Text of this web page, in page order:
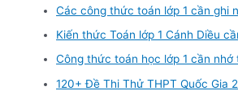
Các công thức toán lớp 1 cần ghi
Kiến thức Toán lớp 1 Cánh Diều
Công thức toán học lớp 1 cần
120+ Đề Thi Thử THPT Quốc Gia